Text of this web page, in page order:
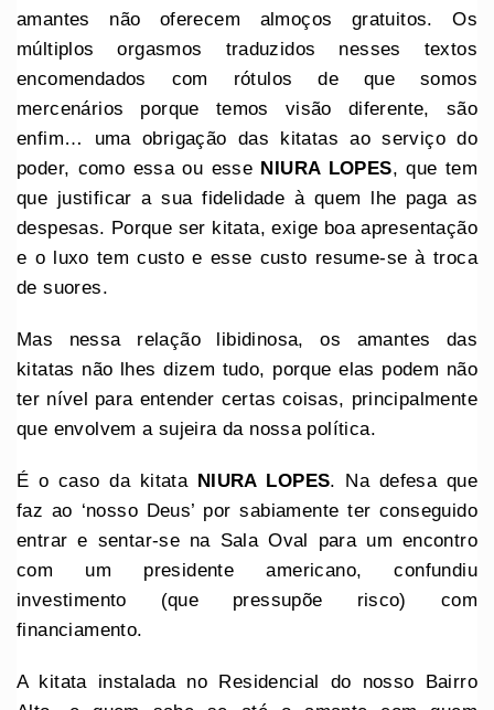
amantes não oferecem almoços gratuitos. Os
múltiplos orgasmos traduzidos nesses textos
encomendados com rótulos de que somos
mercenários porque temos visão diferente, são
enfim… uma obrigação das kitatas ao serviço do
poder, como essa ou esse NIURA LOPES, que tem
que justificar a sua fidelidade à quem lhe paga as
despesas. Porque ser kitata, exige boa apresentação
e o luxo tem custo e esse custo resume-se à troca
de suores.
Mas nessa relação libidinosa, os amantes das
kitatas não lhes dizem tudo, porque elas podem não
ter nível para entender certas coisas, principalmente
que envolvem a sujeira da nossa política.
É o caso da kitata NIURA LOPES. Na defesa que
faz ao ‘nosso Deus’ por sabiamente ter conseguido
entrar e sentar-se na Sala Oval para um encontro
com um presidente americano, confundiu
investimento (que pressupõe risco) com
financiamento.
A kitata instalada no Residencial do nosso Bairro